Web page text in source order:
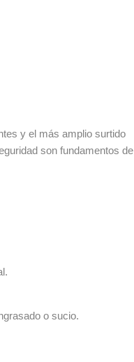
y el más amplio surtido
son fundamentos de
o sucio.